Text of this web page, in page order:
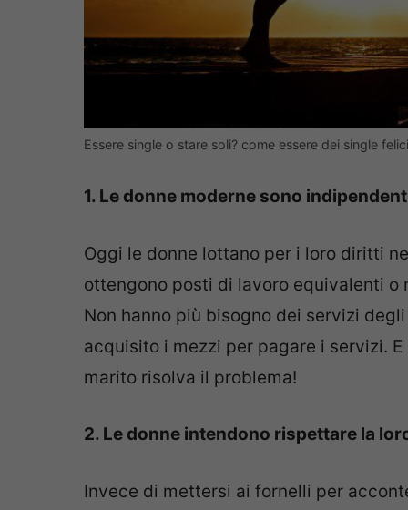
Essere single o stare soli? come essere dei single
1. Le donne moderne sono
Oggi le donne lottano per i loro diritti
ottengono posti di lavoro equivalenti
Non hanno più bisogno dei servizi
acquisito i mezzi per pagare i servizi.
marito risolva il problema!
2. Le donne intendono rispettare la
Invece di mettersi ai fornelli per